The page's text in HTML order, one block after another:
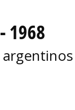
1968
argentinos